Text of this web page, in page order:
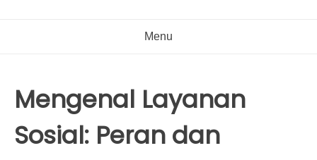
Menu
Mengenal Layanan
Sosial: Peran dan